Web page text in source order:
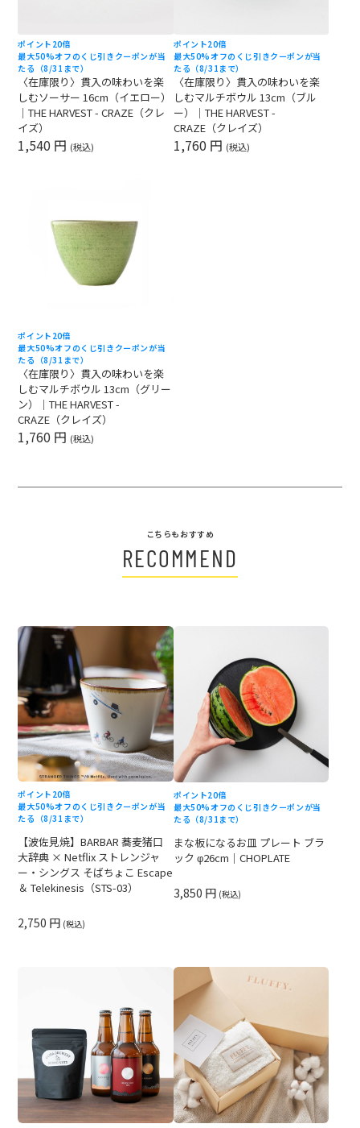
ポイント20倍
最大50%オフのくじ引きクーポンが当
たる（8/31まで）
〈在庫限り〉貫入の味わいを楽
しむソーサー 16cm（イエロー）
｜THE HARVEST - CRAZE（クレ
イズ）
1,540 円 (税込)
ポイント20倍
最大50%オフのくじ引きクーポンが当
たる（8/31まで）
〈在庫限り〉貫入の味わいを楽
しむマルチボウル 13cm（ブル
ー）｜THE HARVEST -
CRAZE（クレイズ）
1,760 円 (税込)
ポイント20倍
最大50%オフのくじ引きクーポンが当
たる（8/31まで）
〈在庫限り〉貫入の味わいを楽
しむマルチボウル 13cm（グリー
ン）｜THE HARVEST -
CRAZE（クレイズ）
1,760 円 (税込)
こちらもおすすめ
RECOMMEND
ポイント20倍
最大50%オフのくじ引きクーポンが当
たる（8/31まで）
【波佐見焼】BARBAR 蕎麦猪口
大辞典 × Netflix ストレンジャ
ー・シングス そばちょこ Escape
＆ Telekinesis（STS-03）
2,750 円 (税込)
ポイント20倍
最大50%オフのくじ引きクーポンが当
たる（8/31まで）
まな板になるお皿 プレート ブラ
ック φ26cm｜CHOPLATE
3,850 円 (税込)